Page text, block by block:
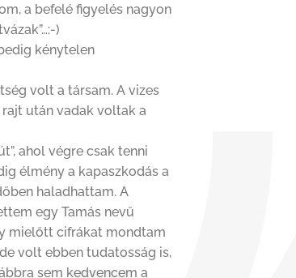
a befelé figyelés nagyon
)
kénytelen
volt a társam. A vizes
után vadak voltak a
ahol végre csak tenni
élmény a kapaszkodás a
haladhattam. A
egy Tamás nevű
mielőtt cifrákat mondtam
volt ebben tudatosság is,
sem kedvencem a